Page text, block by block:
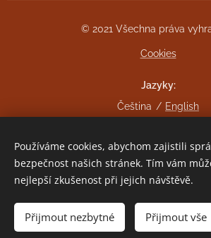
Do košíku
© 2021 Všechna práva
Cookies
Jazyky
Čeština
English
CZK Kč
EUR €
Používáme cookies, abychom zajistili
bezpečnost našich stránek. Tím vám
nejlepší zkušenost při jejich návštěvě.
Přijmout nezbytné Přijmout vše